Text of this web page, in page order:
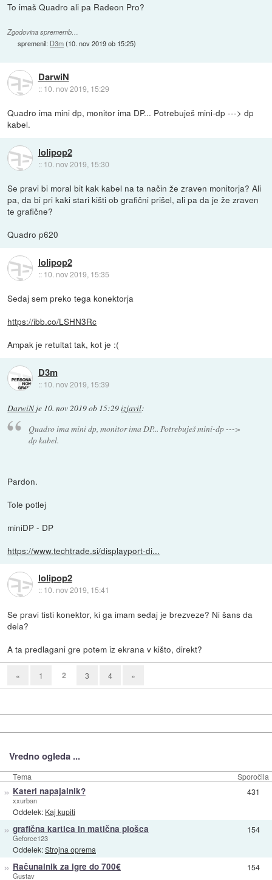
To imaš Quadro ali pa Radeon Pro?
Zgodovina sprememb…
spremenil: D3m(10. nov 2019 ob 15:25)
DarwiN
:: 10. nov 2019, 15:29
Quadro ima mini dp, monitor ima DP... Potrebuješ mini-dp ---> dp
kabel.
lolipop2
:: 10. nov 2019, 15:30
Se pravi bi moral bit kak kabel na ta način že zraven monitorja? Ali
pa, da bi pri kaki stari kišti ob grafični prišel, ali pa da je že zraven
te grafične?
Quadro p620
lolipop2
:: 10. nov 2019, 15:35
Sedaj sem preko tega konektorja
https://ibb.co/LSHN3Rc
Ampak je retultat tak, kot je :(
D3m
:: 10. nov 2019, 15:39
DarwiNje 10. nov 2019 ob 15:29izjavil:
Quadro ima mini dp, monitor ima DP... Potrebuješ mini-dp --->
dp kabel.
Pardon.
Tole potlej
miniDP - DP
https://www.techtrade.si/displayport-di...
lolipop2
:: 10. nov 2019, 15:41
Se pravi tisti konektor, ki ga imam sedaj je brezveze? Ni šans da
dela?
A ta predlagani gre potem iz ekrana v kišto, direkt?
« 1 2 3 4 »
Vredno ogleda ...
Tema Sporočila
» Kateri napajalnik?
xxurban
Oddelek: Kaj kupiti
431
» grafična kartica in matična plošca
Geforce123
Oddelek:Strojna oprema
154
» Računalnik za igre do 700€
Gustav
154